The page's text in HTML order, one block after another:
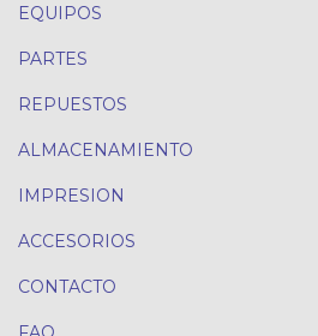
EQUIPOS
PARTES
REPUESTOS
ALMACENAMIENTO
IMPRESION
ACCESORIOS
CONTACTO